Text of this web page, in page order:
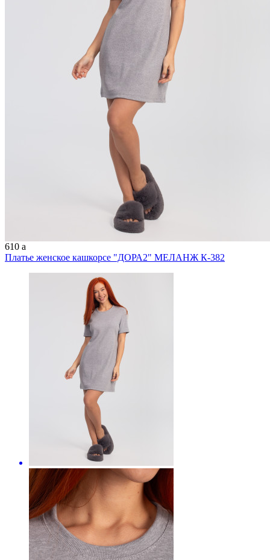
610 a
Платье женское кашкорсе "ДОРА2" МЕЛАНЖ К-382